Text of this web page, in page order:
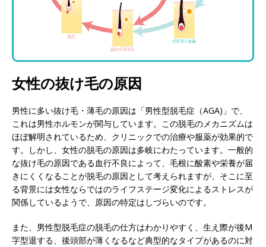
女性の抜け毛の原因
男性に多い抜け毛・薄毛の原因は「男性型脱毛症（AGA)」で、
これは男性ホルモンが関与しています。この脱毛のメカニズムは
ほぼ解明されているため、クリニックでの治療や服薬が効果的で
す。しかし、女性の脱毛の原因は多岐にわたっています。一般的
な抜け毛の原因である血行不良によって、毛根に酸素や栄養が届
きにくくなることが脱毛の原因として考えられますが、そこに至
る背景には女性ならではのライフステージ変化によるストレスが
関係しているようで、原因の特定はしづらいのです。
また、男性型脱毛症の脱毛の仕方はわかりやすく、生え際が後M
字型退する、後頭部が薄くなるなど典型的なタイプがあるのに対